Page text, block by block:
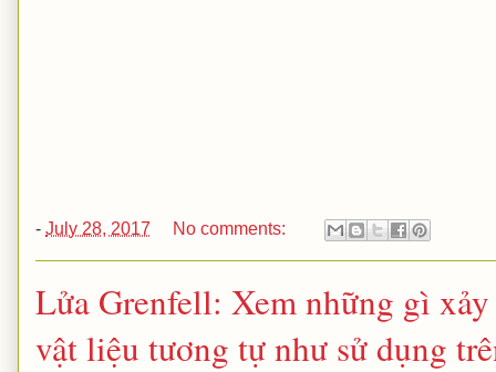
- July 28, 2017 No comments:
Lửa Grenfell: Xem những gì
vật liệu tương tự như sử dụng